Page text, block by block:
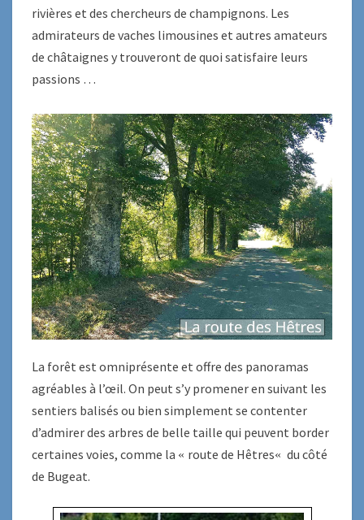
rivières et des chercheurs de champignons. Les
admirateurs de vaches limousines et autres amateurs
de châtaignes y trouveront de quoi satisfaire leurs
passions …
La forêt est omniprésente et offre des panoramas
agréables à l’œil. On peut s’y promener en suivant les
sentiers balisés ou bien simplement se contenter
d’admirer des arbres de belle taille qui peuvent border
certaines voies, comme la « route de Hêtres« du côté
de Bugeat.